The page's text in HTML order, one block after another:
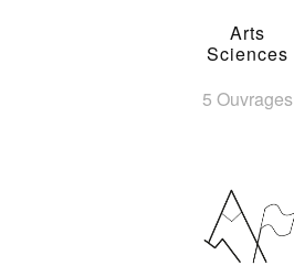
Arts
Sciences
5 Ouvrages